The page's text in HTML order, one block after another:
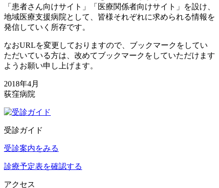
「患者さん向けサイト」「医療関係者向けサイト」を設け、
地域医療支援病院として、皆様それぞれに求められる情報を
発信していく所存です。
なおURLを変更しておりますので、ブックマークをしてい
ただいている方は、改めてブックマークをしていただけます
ようお願い申し上げます。
2018年4月
荻窪病院
受診ガイド
受診案内をみる
診療予定表を確認する
アクセス